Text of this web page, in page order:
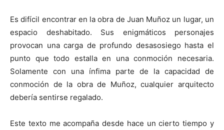
Es difícil encontrar en la obra de Juan Muñoz un lugar, un
espacio deshabitado. Sus enigmáticos personajes
provocan una carga de profundo desasosiego hasta el
punto que todo estalla en una conmoción necesaria.
Solamente con una ínfima parte de la capacidad de
conmoción de la obra de Muñoz, cualquier arquitecto
debería sentirse regalado.
Este texto me acompaña desde hace un cierto tiempo y